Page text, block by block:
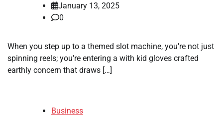
January 13, 2025
0
When you step up to a themed slot machine, you’re not just
spinning reels; you’re entering a with kid gloves crafted
earthly concern that draws […]
Business